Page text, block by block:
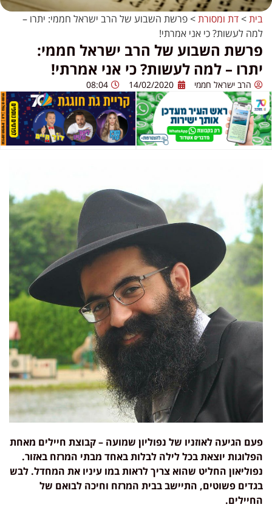
בית>דת ומסורת>פרשת השבוע של הרב ישראל חממי: יתרו –
למה לעשות? כי אני אמרתי!
פרשת השבוע של הרב ישראל חממי:
יתרו – למה לעשות? כי אני אמרתי!
הרב ישראל חממי 14/02/2020
08:04
פעם הגיעה לאוזניו של נפוליון שמועה – קבוצת חיילים מאחת
הפלוגות יוצאת בכל לילה לבלות באחד מבתי המרזח באזור.
נפוליאון החליט שהוא צריך לראות במו עיניו את המחדל. לבש
בגדים פשוטים, התיישב בבית המרזח וחיכה לבואם של
החיילים.